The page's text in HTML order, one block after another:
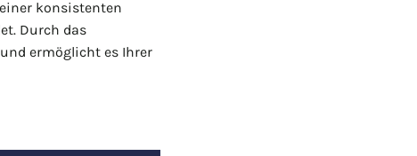
konsistenten
Durch das
ermöglicht es Ihrer